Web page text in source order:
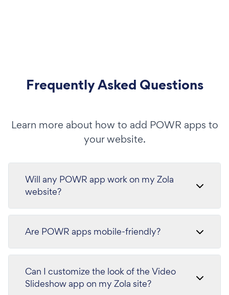
Frequently Asked Questions
Learn more about how to add POWR apps to
your website.
Will any POWR app work on my Zola
website?
Are POWR apps mobile-friendly?
Can I customize the look of the Video
Slideshow app on my Zola site?